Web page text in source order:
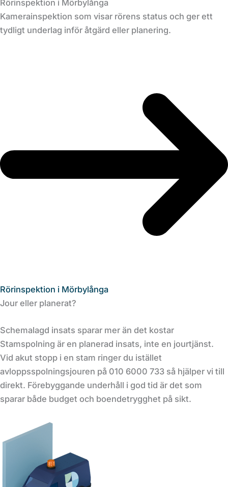
Rörinspektion i Mörbylånga
Kamerainspektion som visar rörens status och ger ett
tydligt underlag inför åtgärd eller planering.
Rörinspektion i Mörbylånga
Jour eller planerat?
Schemalagd insats sparar mer än det kostar
Stamspolning är en planerad insats, inte en jourtjänst.
Vid akut stopp i en stam ringer du istället
avloppsspolningsjouren på 010 6000 733 så hjälper vi till
direkt. Förebyggande underhåll i god tid är det som
sparar både budget och boendetrygghet på sikt.